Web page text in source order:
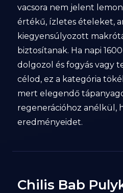
vacsora nem jelent
értékű, ízletes ételeket,
kiegyensúlyozott
biztosítanak. Ha napi
dolgozol és fogyás vagy
célod, ez a kategória
mert elegendő
regenerációhoz anélkül,
eredményeidet.
120kcal
Chilis Bab